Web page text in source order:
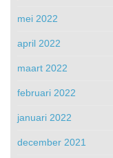
mei 2022
april 2022
maart 2022
februari 2022
januari 2022
december 2021